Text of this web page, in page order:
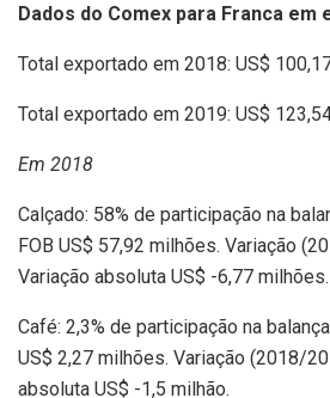
Dados do Comex para Franca em
Total exportado em 2018: US$
Total exportado em 2019: US$
Em 2018
Calçado: 58% de participação na
FOB US$ 57,92 milhões. Variação
Variação absoluta US$ -6,77 milhões.
Café: 2,3% de participação na
US$ 2,27 milhões. Variação (2018/
absoluta US$ -1,5 milhão.